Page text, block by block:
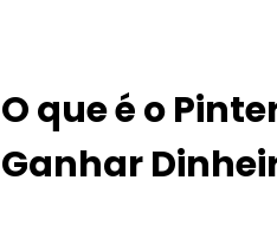
O que é o
Ganhar